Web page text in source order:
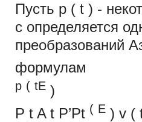
Пусть р ( t ) -
c определяется
преобразований
формулам
р ( tE )
P t A t P’Pt ( E ) v (